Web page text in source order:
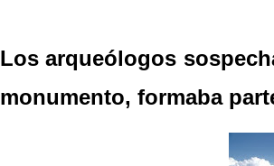
Los arqueólogos
monumento, formaba